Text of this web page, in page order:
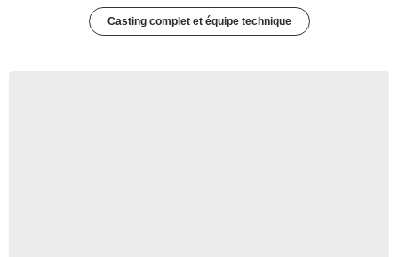
Casting complet et équipe technique